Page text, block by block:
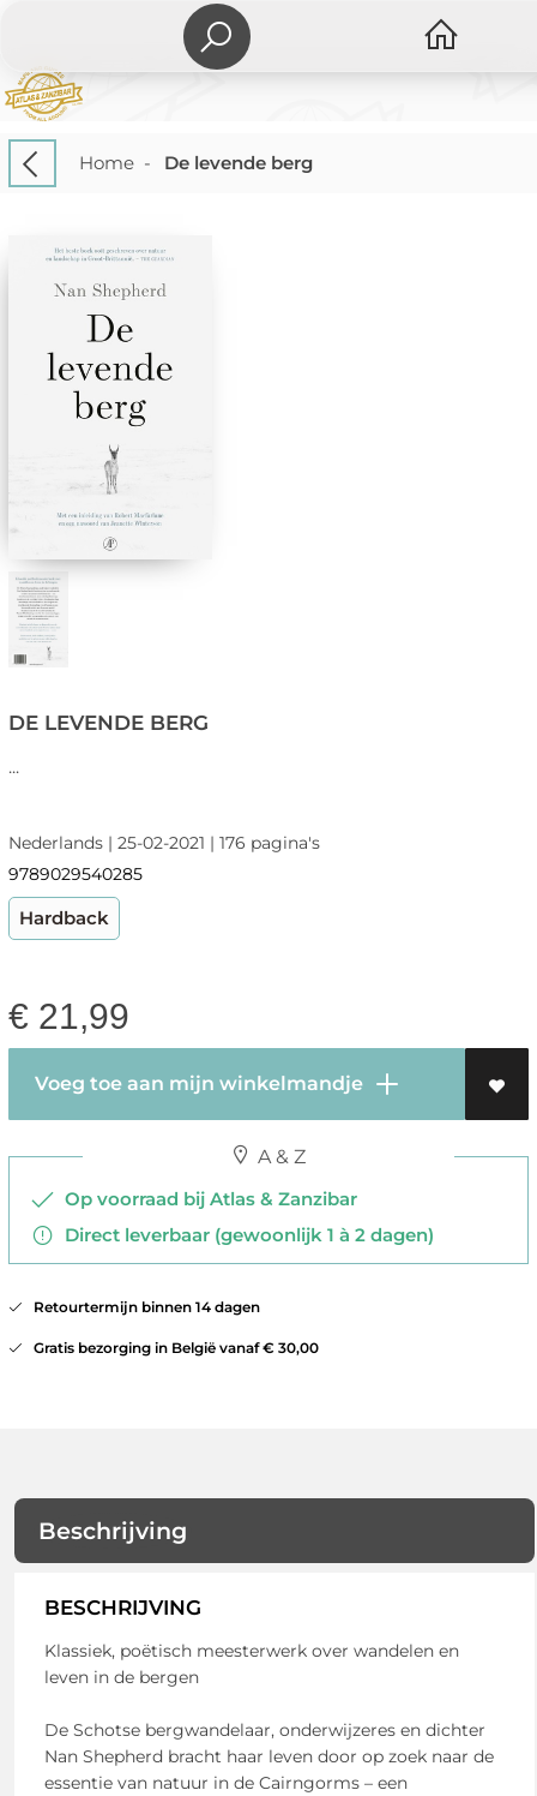
Home- De levende berg
DE LEVENDE BERG
...
Nederlands | 25-02-2021 | 176 pagina's
9789029540285
Hardback
€ 21,99
Voeg toe aan mijn winkelmandje
A & Z
Op voorraad bij Atlas & Zanzibar
Direct leverbaar (gewoonlijk 1 à 2 dagen)
Retourtermijn binnen 14 dagen
Gratis bezorging in België vanaf € 30,00
Beschrijving
BESCHRIJVING
Klassiek, poëtisch meesterwerk over wandelen en
leven in de bergen
De Schotse bergwandelaar, onderwijzeres en dichter
Nan Shepherd bracht haar leven door op zoek naar de
essentie van natuur in de Cairngorms – een